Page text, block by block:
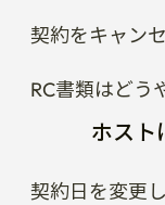
契約をキャン
RC書類はどう
ホスト
契約日を変更